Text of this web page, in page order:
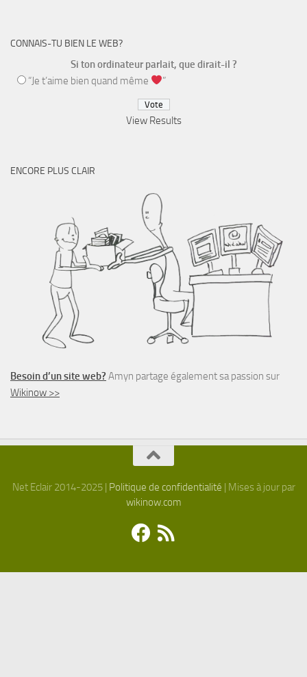
CONNAIS-TU BIEN LE WEB?
Si ton ordinateur parlait, que dirait-il ?
“Je t’aime bien quand même
”
View Results
ENCORE PLUS CLAIR
Besoin d’un site web? Amyn partage également sa passion sur
Wikinow >>
Net Eclair 2014-2025 | Politique de confidentialité | Mises à jour par
wikinow.com